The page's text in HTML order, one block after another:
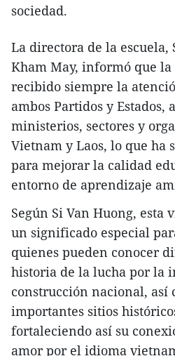
sociedad.
La directora de la escuela,
Kham May, informó que
recibido siempre la
ambos Partidos y Estados,
ministerios, sectores y
Vietnam y Laos, lo que ha
para mejorar la calidad
entorno de aprendizaje
Según Si Van Huong, esta
un significado especial
quienes pueden conocer
historia de la lucha por la
construcción nacional, así
importantes sitios
fortaleciendo así su
amor por el idioma